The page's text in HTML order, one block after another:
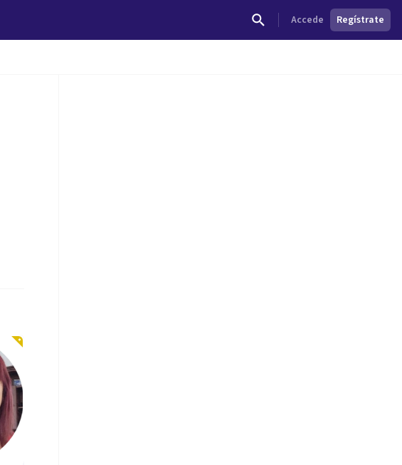
Accede Regístrate